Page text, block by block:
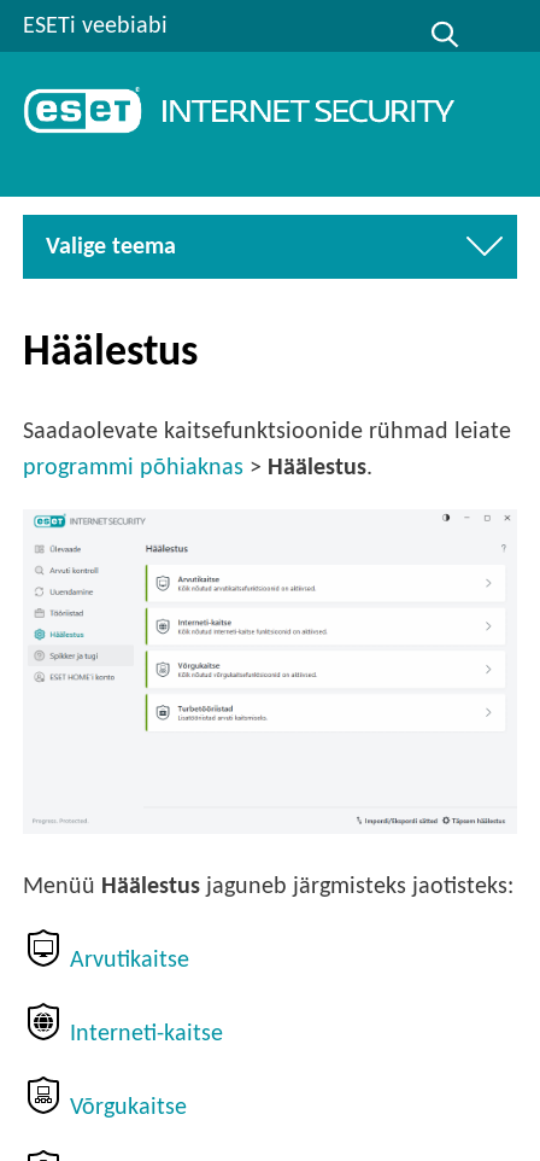
ESETi veebiabi
Valige teema
Häälestus
Saadaolevate kaitsefunktsioonide rühmad leiate
programmi põhiaknas > Häälestus.
Menüü Häälestus jaguneb järgmisteks jaotisteks:
Arvutikaitse
Interneti-kaitse
Võrgukaitse